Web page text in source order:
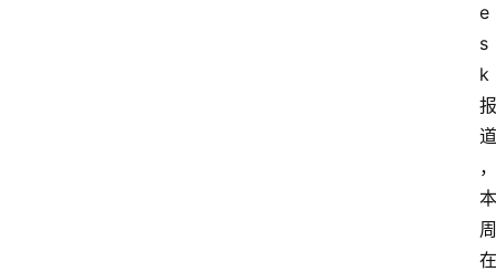
e
s
k
报
道
，
本
周
在